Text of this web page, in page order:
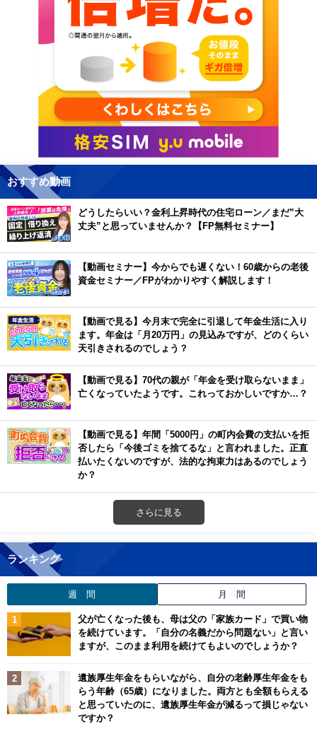
おすすめ動画
どうしたらいい？金利上昇時代の住宅ローン／まだ”大
丈夫”と思っていませんか？【FP無料セミナー】
【動画セミナー】今からでも遅くない！60歳からの老後
資金セミナー／FPがわかりやすく解説します！
【動画で見る】今月末で完全に引退して年金生活に入り
ます。年金は「月20万円」の見込みですが、どのくらい
天引きされるのでしょう？
【動画で見る】70代の親が「年金を受け取らないまま」
亡くなっていたようです。これっておかしいですか…？
【動画で見る】年間「5000円」の町内会費の支払いを拒
否したら「今後ゴミを捨てるな」と言われました。正直
払いたくないのですが、法的な拘束力はあるのでしょう
か？
さらに見る
ランキング
週 間 月 間
父が亡くなった後も、母は父の「家族カード」で買い物
を続けています。「自分の名義だから問題ない」と言い
ますが、このまま利用を続けてもよいのでしょうか？
遺族厚生年金をもらいながら、自分の老齢厚生年金をも
らう年齢（65歳）になりました。両方とも全額もらえる
と思っていたのに、遺族厚生年金が減るって損じゃない
ですか？